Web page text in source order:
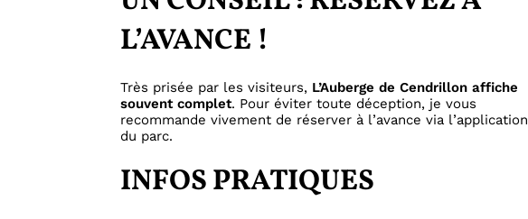
L’AVANCE !
Très prisée par les visiteurs, L’Auberge de Cendrillon affiche
souvent complet. Pour éviter toute déception, je vous
recommande vivement de réserver à l’avance via l’application
du parc.
INFOS PRATIQUES